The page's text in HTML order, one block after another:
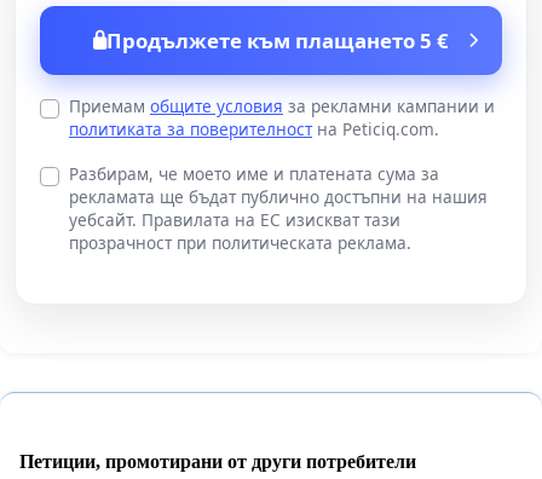
Продължете към плащането 5 €
Приемам общите условия за рекламни кампании и
политиката за поверителностна Peticiq.com.
Разбирам, че моето име и платената сума за
рекламата ще бъдат публично достъпни на нашия
уебсайт. Правилата на ЕС изискват тази
прозрачност при политическата реклама.
Петиции, промотирани от други потребители